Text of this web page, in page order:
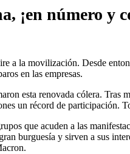
¡en número y
a la movilización. Desde
en las empresas.
esta renovada cólera. Tras
un récord de participación.
que acuden a las
burguesía y sirven a sus